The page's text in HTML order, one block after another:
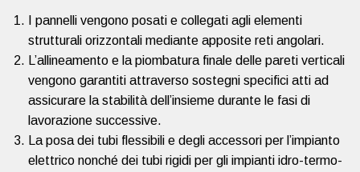
I pannelli vengono posati e collegati agli elementi
strutturali orizzontali mediante apposite reti angolari.
L’allineamento e la piombatura finale delle pareti verticali
vengono garantiti attraverso sostegni specifici atti ad
assicurare la stabilità dell’insieme durante le fasi di
lavorazione successive.
La posa dei tubi flessibili e degli accessori per l’impianto
elettrico nonché dei tubi rigidi per gli impianti idro-termo-